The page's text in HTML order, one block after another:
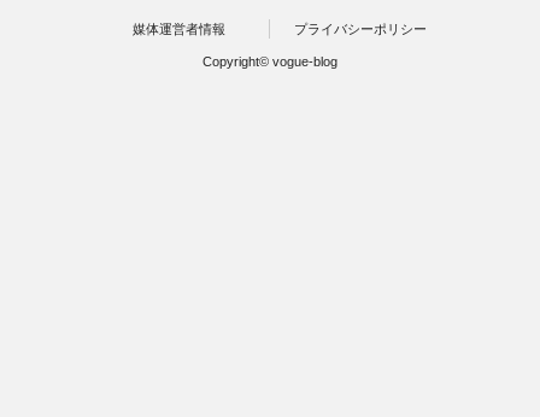
媒体運営者情報 プライバシーポリシー
Copyright© vogue-blog